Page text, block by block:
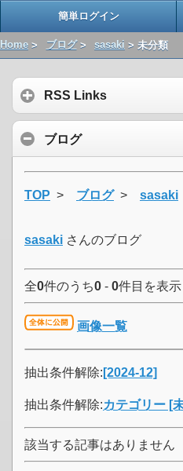
簡単ログイン
Home > ブログ> sasaki > 未分類
RSS Links
ブログ
TOP > ブログ> sasaki
sasaki さんのブログ
全0件のうち0 - 0件目を表示
画像一覧
抽出条件解除: [2024-12]
抽出条件解除:カテゴリー [
該当する記事はありません